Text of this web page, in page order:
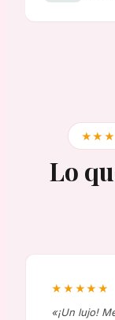
Lo
★★★★★
«¡Un lujo!